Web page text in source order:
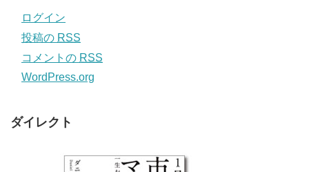
ログイン
投稿の RSS
コメントの RSS
WordPress.org
ダイレクト